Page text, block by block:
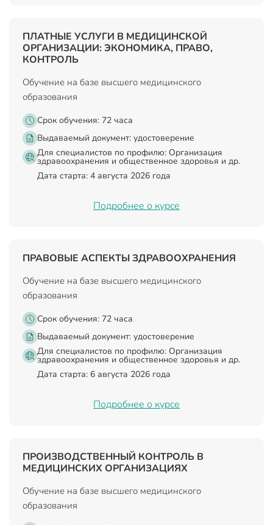
ПЛАТНЫЕ УСЛУГИ В МЕДИЦИНСКОЙ
ОРГАНИЗАЦИИ: ЭКОНОМИКА, ПРАВО,
КОНТРОЛЬ
Обучение на базе высшего медицинского
образования
Срок обучения: 72 часа
Выдаваемый документ: удостоверение
Для специалистов по профилю: Организация
здравоохранения и общественное здоровья и др.
Дата старта: 4 августа 2026 года
Подробнее о курсе
ПРАВОВЫЕ АСПЕКТЫ ЗДРАВООХРАНЕНИЯ
Обучение на базе высшего медицинского
образования
Срок обучения: 72 часа
Выдаваемый документ: удостоверение
Для специалистов по профилю: Организация
здравоохранения и общественное здоровья и др.
Дата старта: 6 августа 2026 года
Подробнее о курсе
ПРОИЗВОДСТВЕННЫЙ КОНТРОЛЬ В
МЕДИЦИНСКИХ ОРГАНИЗАЦИЯХ
Обучение на базе высшего медицинского
образования